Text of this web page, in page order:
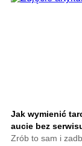
przygotuj auto na
Jak wymienić
aucie bez
Zrób to sam i